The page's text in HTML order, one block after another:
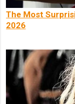
The Most
2026